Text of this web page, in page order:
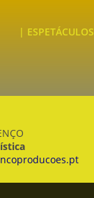
| ESPETÁCULOS